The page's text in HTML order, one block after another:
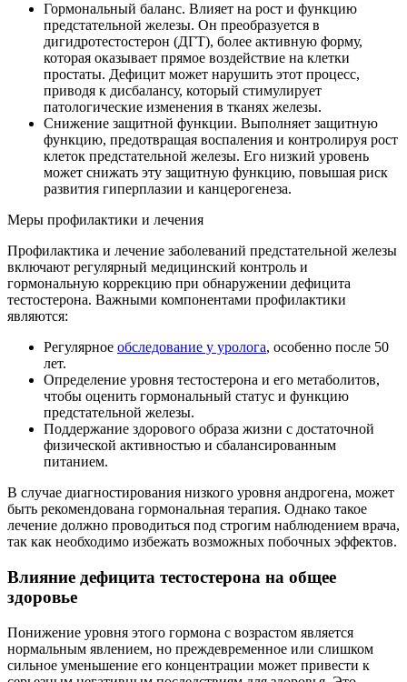
Гормональный баланс. Влияет на рост и функцию
предстательной железы. Он преобразуется в
дигидротестостерон (ДГТ), более активную форму,
которая оказывает прямое воздействие на клетки
простаты. Дефицит может нарушить этот процесс,
приводя к дисбалансу, который стимулирует
патологические изменения в тканях железы.
Снижение защитной функции. Выполняет защитную
функцию, предотвращая воспаления и контролируя рост
клеток предстательной железы. Его низкий уровень
может снижать эту защитную функцию, повышая риск
развития гиперплазии и канцерогенеза.
Меры профилактики и лечения
Профилактика и лечение заболеваний предстательной железы
включают регулярный медицинский контроль и
гормональную коррекцию при обнаружении дефицита
тестостерона. Важными компонентами профилактики
являются:
Регулярное обследование у уролога, особенно после 50
лет.
Определение уровня тестостерона и его метаболитов,
чтобы оценить гормональный статус и функцию
предстательной железы.
Поддержание здорового образа жизни с достаточной
физической активностью и сбалансированным
питанием.
В случае диагностирования низкого уровня андрогена, может
быть рекомендована гормональная терапия. Однако такое
лечение должно проводиться под строгим наблюдением врача,
так как необходимо избежать возможных побочных эффектов.
Влияние дефицита тестостерона на общее
здоровье
Понижение уровня этого гормона с возрастом является
нормальным явлением, но преждевременное или слишком
сильное уменьшение его концентрации может привести к